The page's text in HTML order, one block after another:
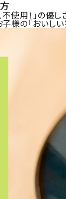
使用！」の優し
様の「おいし